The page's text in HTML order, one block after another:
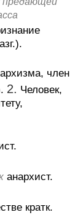
член
2. Человек,
анархист.
кратк.